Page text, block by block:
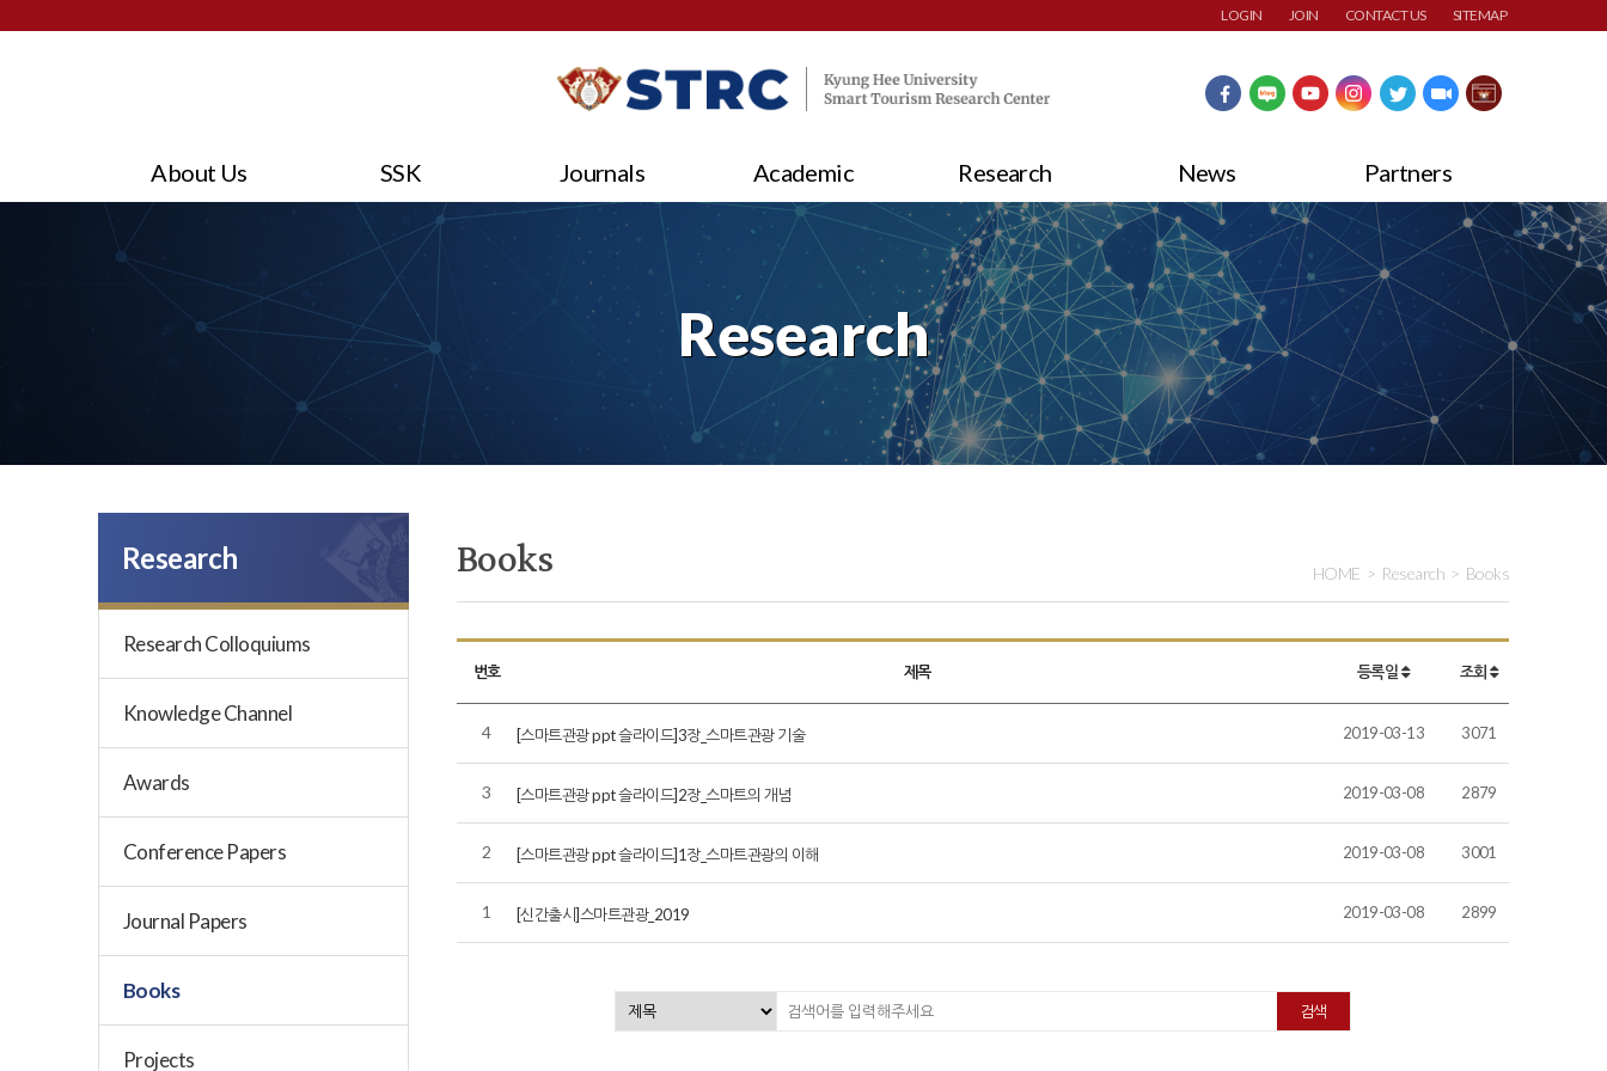
LOGIN JOIN CONTACT US SITEMAP
About Us SSK Journals Academic Research News Partners
Research
Research
Research Colloquiums
Knowledge Channel
Awards
Conference Papers
Journal Papers
Books
Projects
Books HOME Research Books
번호 제목 등록일 조회
4 [스마트관광 ppt 슬라이드]3장_스마트관광 기술 2019-03-13 3071
3 [스마트관광 ppt 슬라이드]2장_스마트의 개념 2019-03-08 2879
2 [스마트관광 ppt 슬라이드]1장_스마트관광의 이해 2019-03-08 3001
1 [신간출시]스마트관광_2019 2019-03-08 2899